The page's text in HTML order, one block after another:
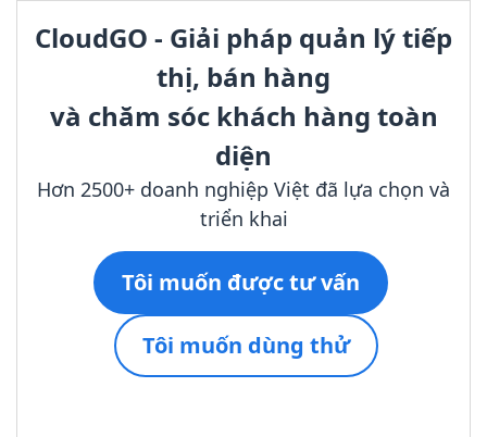
CloudGO - Giải pháp quản lý tiếp
thị, bán hàng
và chăm sóc khách hàng toàn
diện
Hơn 2500+ doanh nghiệp Việt đã lựa chọn và
triển khai
Tôi muốn được tư vấn
Tôi muốn dùng thử